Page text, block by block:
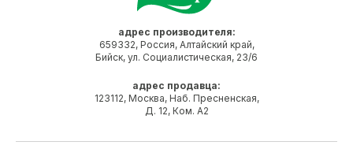
адрес производителя:
659332, Россия, Алтайский край,
Бийск, ул. Социалистическая, 23/6
адрес продавца:
123112, Москва, Наб. Пресненская,
Д. 12, Ком. А2